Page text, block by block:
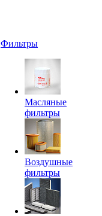
Фильтры
Масляные
фильтры
Воздушные
фильтры